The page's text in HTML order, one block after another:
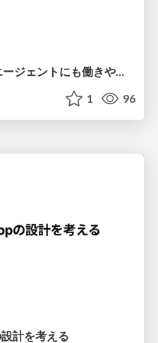
開発者にもコーディングエージェントにも働きやすい環境を整える
1 96
計を考える